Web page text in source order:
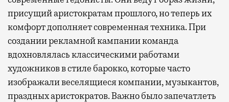
присущий аристократам прошлого, но теперь их
комфорт дополняет современная техника. При
создании рекламной кампании команда
вдохновлялась классическими работами
художников в стиле барокко, которые часто
изображали веселящиеся компании, музыкантов,
праздных аристократов. Важно было запечатлеть